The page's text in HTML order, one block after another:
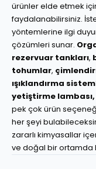
ürünler elde etmek
faydalanabilirsiniz.
yöntemlerine ilgi
çözümleri sunar.
rezervuar tankları,
tohumlar,
ışıklandırma
yetiştirme lambası,
pek çok ürün
her şeyi
zararlı kimyasallar
ve doğal bir ortamda